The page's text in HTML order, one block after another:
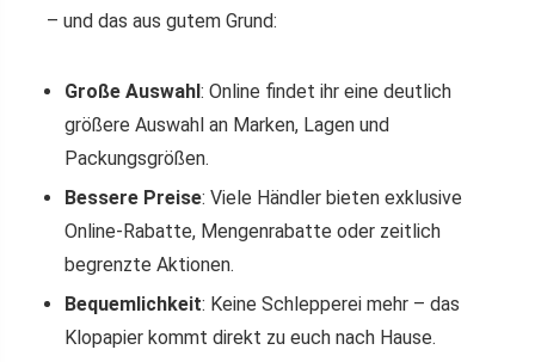
– und das aus gutem Grund:
Große Auswahl: Online findet ihr eine deutlich
größere Auswahl an Marken, Lagen und
Packungsgrößen.
Bessere Preise: Viele Händler bieten exklusive
Online-Rabatte, Mengenrabatte oder zeitlich
begrenzte Aktionen.
Bequemlichkeit: Keine Schlepperei mehr – das
Klopapier kommt direkt zu euch nach Hause.